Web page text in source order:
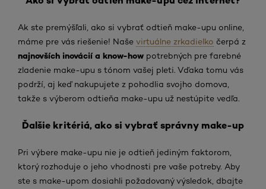
Ak ste premýšľali, ako si vybrať odtieň make-upu online,
máme pre vás riešenie! Naše virtuálne zrkadielko čerpá z
najnovších inovácií a know-how potrebných pre farebné
zladenie make-upu s tónom vašej pleti. Vďaka tomu vás
podrží, aj keď nakupujete z pohodlia svojho domova,
takže s výberom odtieňa make-upu už nestúpite vedľa.
Ďalšie kritériá, ako si vybrať správny make-up
Pri výbere make-upu nie je odtieň jediným faktorom,
ktorý rozhoduje o jeho vhodnosti pre vaše potreby. Aby
ste s make-upom dosiahli požadovaný výsledok, dbajte